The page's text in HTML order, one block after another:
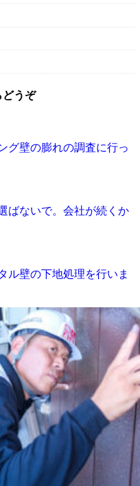
どうぞ
グ壁の膨れの調査に行っ
ばないで。会社が続くか
ル壁の下地処理を行いま